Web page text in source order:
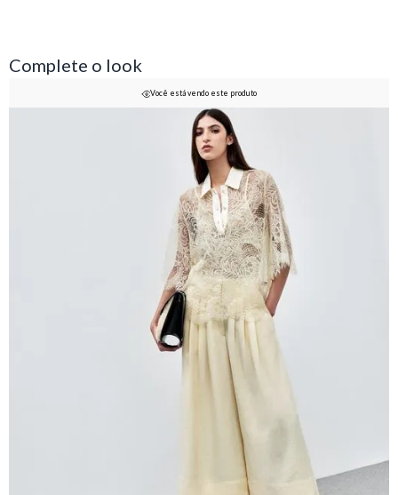
Complete o look
Você está vendo este produto